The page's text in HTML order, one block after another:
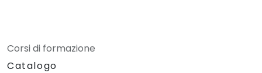
Corsi di formazione
Catalogo